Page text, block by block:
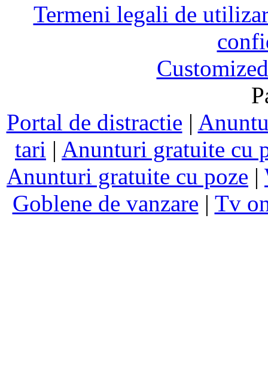
Termeni legali de
Portal de distractie |
tari | Anunturi gratuite cu
Anunturi gratuite cu poze |
Goblene de vanzare | Tv